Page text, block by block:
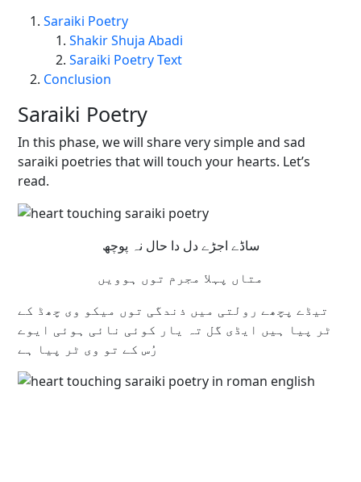
Saraiki Poetry
Shakir Shuja Abadi
Saraiki Poetry Text
Conclusion
Saraiki Poetry
In this phase, we will share very simple and sad
saraiki poetries that will touch your hearts. Let’s
read.
ساڈے اجڑے دل دا حال نہ پوچھ
متاں پہلا مجرم توں ہوویں
تیڈے پچھے رولتی میں ذندگی توں میکو وی چھڈ کے
ٹر پیا ہیں ایڈی گل تہ یار کوئی نائی ہوئی ایوے
رُس کے تو وی ٹر پیا ہے